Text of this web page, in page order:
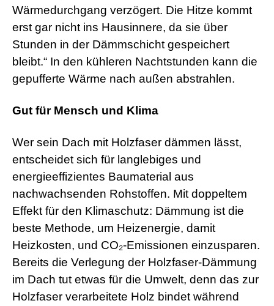
Wärmedurchgang verzögert. Die Hitze kommt
erst gar nicht ins Hausinnere, da sie über
Stunden in der Dämmschicht gespeichert
bleibt.“ In den kühleren Nachtstunden kann die
gepufferte Wärme nach außen abstrahlen.
Gut für Mensch und Klima
Wer sein Dach mit Holzfaser dämmen lässt,
entscheidet sich für langlebiges und
energieeffizientes Baumaterial aus
nachwachsenden Rohstoffen. Mit doppeltem
Effekt für den Klimaschutz: Dämmung ist die
beste Methode, um Heizenergie, damit
Heizkosten, und CO₂-Emissionen einzusparen.
Bereits die Verlegung der Holzfaser-Dämmung
im Dach tut etwas für die Umwelt, denn das zur
Holzfaser verarbeitete Holz bindet während